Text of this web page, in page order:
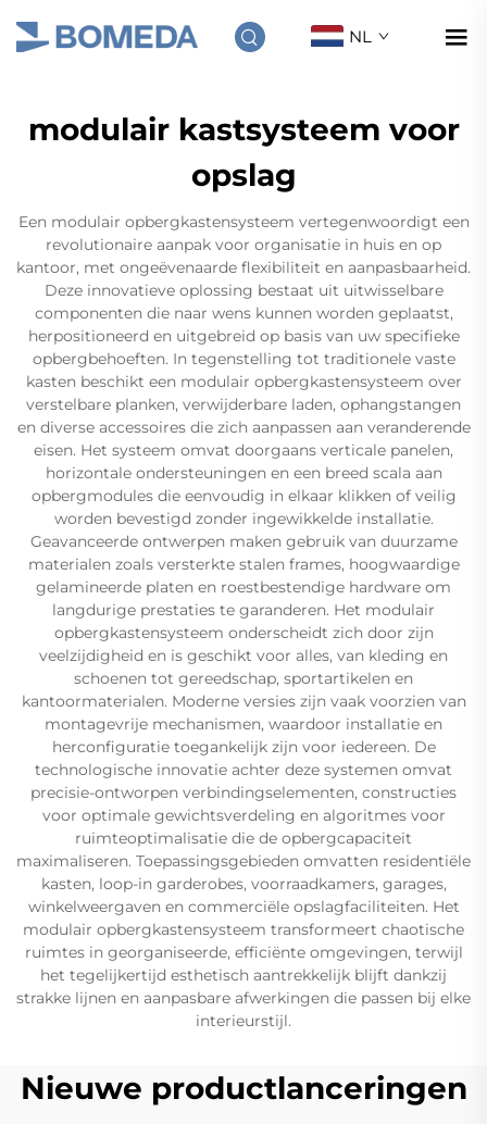
NL
modulair kastsysteem voor
opslag
Een modulair opbergkastensysteem vertegenwoordigt een
revolutionaire aanpak voor organisatie in huis en op
kantoor, met ongeëvenaarde flexibiliteit en aanpasbaarheid.
Deze innovatieve oplossing bestaat uit uitwisselbare
componenten die naar wens kunnen worden geplaatst,
herpositioneerd en uitgebreid op basis van uw specifieke
opbergbehoeften. In tegenstelling tot traditionele vaste
kasten beschikt een modulair opbergkastensysteem over
verstelbare planken, verwijderbare laden, ophangstangen
en diverse accessoires die zich aanpassen aan veranderende
eisen. Het systeem omvat doorgaans verticale panelen,
horizontale ondersteuningen en een breed scala aan
opbergmodules die eenvoudig in elkaar klikken of veilig
worden bevestigd zonder ingewikkelde installatie.
Geavanceerde ontwerpen maken gebruik van duurzame
materialen zoals versterkte stalen frames, hoogwaardige
gelamineerde platen en roestbestendige hardware om
langdurige prestaties te garanderen. Het modulair
opbergkastensysteem onderscheidt zich door zijn
veelzijdigheid en is geschikt voor alles, van kleding en
schoenen tot gereedschap, sportartikelen en
kantoormaterialen. Moderne versies zijn vaak voorzien van
montagevrije mechanismen, waardoor installatie en
herconfiguratie toegankelijk zijn voor iedereen. De
technologische innovatie achter deze systemen omvat
precisie-ontworpen verbindingselementen, constructies
voor optimale gewichtsverdeling en algoritmes voor
ruimteoptimalisatie die de opbergcapaciteit
maximaliseren. Toepassingsgebieden omvatten residentiële
kasten, loop-in garderobes, voorraadkamers, garages,
winkelweergaven en commerciële opslagfaciliteiten. Het
modulair opbergkastensysteem transformeert chaotische
ruimtes in georganiseerde, efficiënte omgevingen, terwijl
het tegelijkertijd esthetisch aantrekkelijk blijft dankzij
strakke lijnen en aanpasbare afwerkingen die passen bij elke
interieurstijl.
Nieuwe productlanceringen